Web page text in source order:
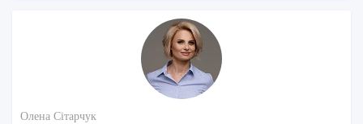
Олена Сітарчук